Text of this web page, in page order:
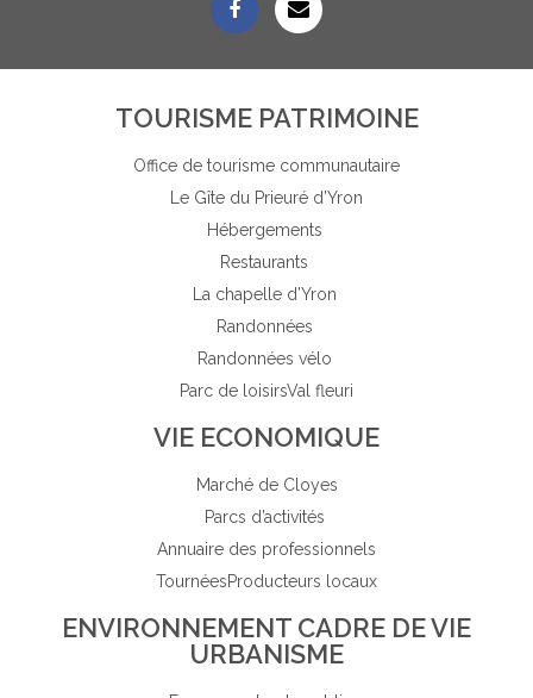
TOURISME PATRIMOINE
Office de tourisme communautaire
Le Gîte du Prieuré d’Yron
Hébergements
Restaurants
La chapelle d’Yron
Randonnées
Randonnées vélo
Parc de loisirsVal fleuri
VIE ECONOMIQUE
Marché de Cloyes
Parcs d’activités
Annuaire des professionnels
TournéesProducteurs locaux
ENVIRONNEMENT CADRE DE VIE
URBANISME